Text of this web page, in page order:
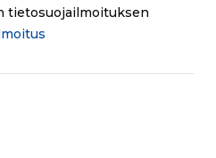
tietosuojailmoituksen